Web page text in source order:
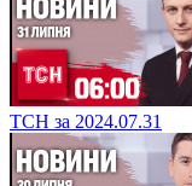
ТСН за 2024.07.31